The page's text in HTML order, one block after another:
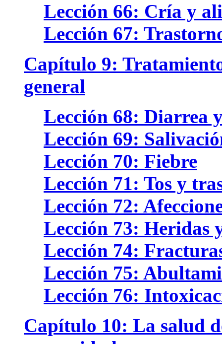
Lección 66: Cría y
Lección 67:
Capítulo 9:
general
Lección 68: Diarrea
Lección 69:
Lección 70: Fiebre
Lección 71: Tos y
Lección 72:
Lección 73: Heridas
Lección 74:
Lección 75:
Lección 76:
Capítulo 10: La salud